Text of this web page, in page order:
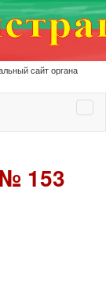
сайт органа
153